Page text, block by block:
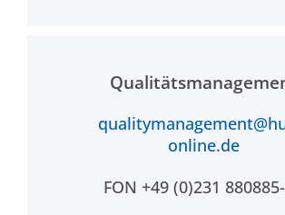
online.de
FON +49 (0)231